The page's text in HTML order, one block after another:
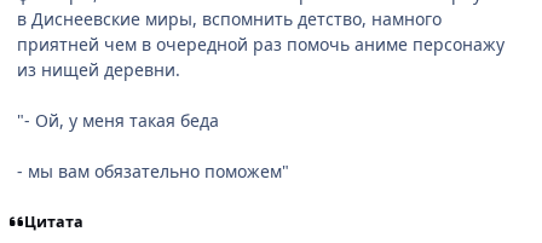
в Диснеевские миры, вспомнить детство, намного
приятней чем в очередной раз помочь аниме персонажу
из нищей деревни.
"- Ой, у меня такая беда
- мы вам обязательно поможем"
Цитата